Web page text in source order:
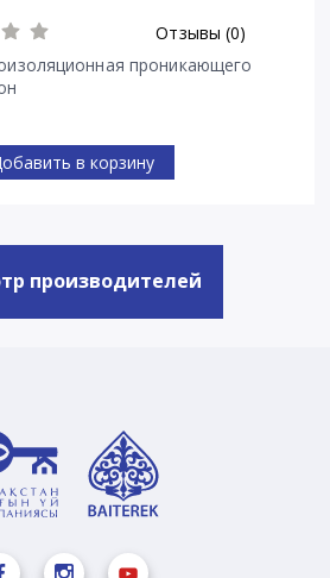
Отзывы (0)
проникающего
в корзину
производителей